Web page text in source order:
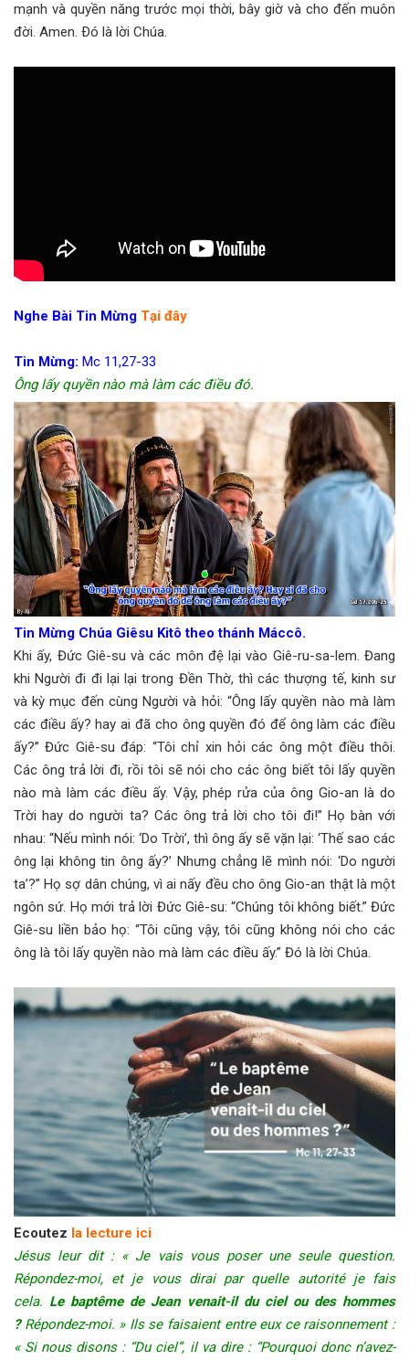
mạnh và quyền năng trước mọi thời, bây giờ và cho đến muôn
đời. Amen. Ðó là lời Chúa.
Nghe Bài Tin Mừng Tại đây
Tin Mừng: Mc 11,27-33
Ông lấy quyền nào mà làm các điều đó.
Tin Mừng Chúa Giêsu Kitô theo thánh Máccô.
Khi ấy, Đức Giê-su và các môn đệ lại vào Giê-ru-sa-lem. Đang
khi Người đi đi lại lại trong Đền Thờ, thì các thượng tế, kinh sư
và kỳ mục đến cùng Người và hỏi: “Ông lấy quyền nào mà làm
các điều ấy? hay ai đã cho ông quyền đó để ông làm các điều
ấy?” Đức Giê-su đáp: “Tôi chỉ xin hỏi các ông một điều thôi.
Các ông trả lời đi, rồi tôi sẽ nói cho các ông biết tôi lấy quyền
nào mà làm các điều ấy. Vậy, phép rửa của ông Gio-an là do
Trời hay do người ta? Các ông trả lời cho tôi đi!” Họ bàn với
nhau: “Nếu mình nói: ‘Do Trời’, thì ông ấy sẽ vặn lại: ‘Thế sao các
ông lại không tin ông ấy?’ Nhưng chẳng lẽ mình nói: ‘Do người
ta’?” Họ sợ dân chúng, vì ai nấy đều cho ông Gio-an thật là một
ngôn sứ. Họ mới trả lời Đức Giê-su: “Chúng tôi không biết.” Đức
Giê-su liền bảo họ: “Tôi cũng vậy, tôi cũng không nói cho các
ông là tôi lấy quyền nào mà làm các điều ấy.” Đó là lời Chúa.
Ecoutez la lecture ici
Jésus leur dit : « Je vais vous poser une seule question.
Répondez-moi, et je vous dirai par quelle autorité je fais
cela. Le baptême de Jean venait-il du ciel ou des hommes
?Répondez-moi. » Ils se faisaient entre eux ce raisonnement :
« Si nous disons : “Du ciel”, il va dire : “Pourquoi donc n’avez-